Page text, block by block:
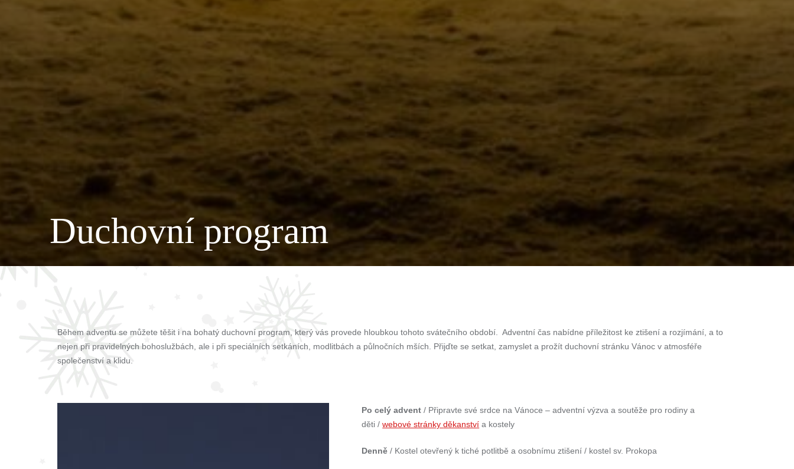
Duchovní program
Během adventu se můžete těšit i na bohatý duchovní program, který vás provede hloubkou tohoto svátečního období. Adventní čas nabídne příležitost ke ztišení a rozjímání, a to
nejen při pravidelných bohoslužbách, ale i při speciálních setkáních, modlitbách a půlnočních mších. Přijďte se setkat, zamyslet a prožít duchovní stránku Vánoc v atmosféře
společenství a klidu.
Po celý advent / Připravte své srdce na Vánoce – adventní výzva a soutěže pro rodiny a
děti /webové stránkyděkanství a kostely
Denně / Kostel otevřený k tiché potlitbě a osobnímu ztišení / kostel sv. Prokopa